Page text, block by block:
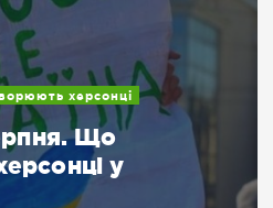
херсонці
Що
у